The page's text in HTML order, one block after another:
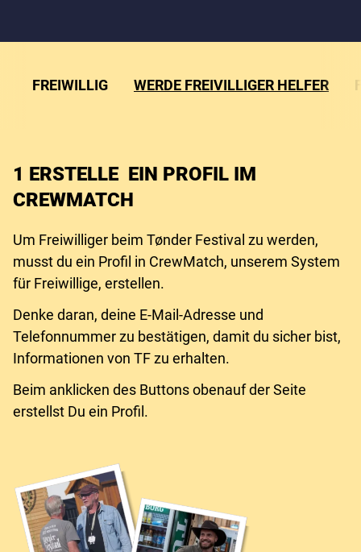
FREIWILLIG WERDE FREIVILLIGER HELFER
1 ERSTELLE EIN PROFIL IM
CREWMATCH
Um Freiwilliger beim Tønder Festival zu werden,
musst du ein Profil in CrewMatch, unserem System
für Freiwillige, erstellen.
Denke daran, deine E-Mail-Adresse und
Telefonnummer zu bestätigen, damit du sicher bist,
Informationen von TF zu erhalten.
Beim anklicken des Buttons obenauf der Seite
erstellst Du ein Profil.